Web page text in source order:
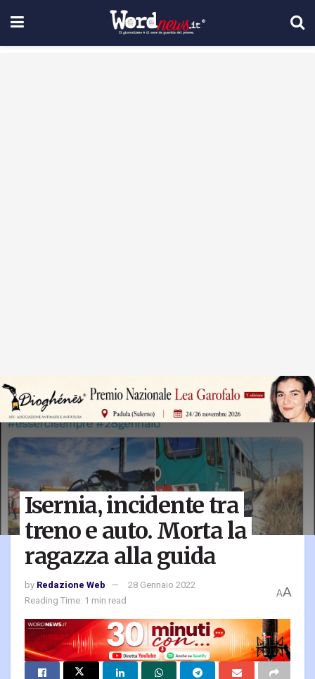
Isernia, incidente tra
treno e auto. Morta la
ragazza alla guida
by Redazione Web
28 Gennaio 2022
Reading Time: 1 min read
AA